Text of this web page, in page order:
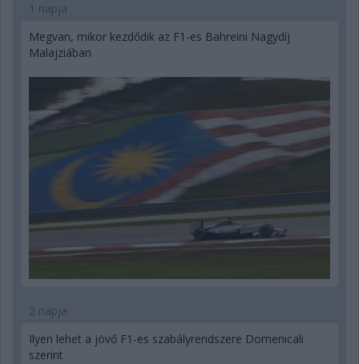
1 napja
Megvan, mikor kezdődik az F1-es Bahreini Nagydíj
Malajziában
2 napja
Ilyen lehet a jövő F1-es szabályrendszere Domenicali
szerint